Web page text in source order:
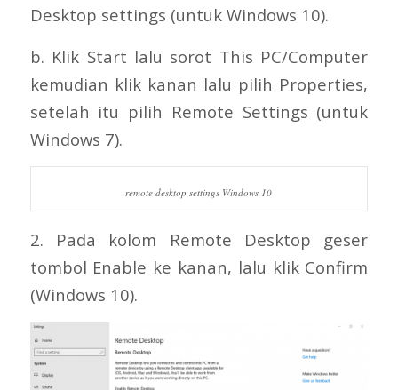
Desktop settings (untuk Windows 10).
b. Klik Start lalu sorot This PC/Computer
kemudian klik kanan lalu pilih Properties,
setelah itu pilih Remote Settings (untuk
Windows 7).
remote desktop settings Windows 10
2. Pada kolom Remote Desktop geser
tombol Enable ke kanan, lalu klik Confirm
(Windows 10).